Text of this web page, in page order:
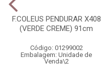
F.COLEUS PENDURAR X408
(VERDE CREME) 91cm
Código: 01299002
Embalagem: Unidade de
Venda\2